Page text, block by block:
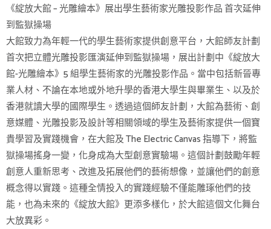
《綻放大館 – 光雕繪本》展出學生藝術家光雕投影作品 首次延伸
到監獄操場
大館致力為年輕一代的學生藝術家提供創意平台，大館師友計劃
首次把立體光雕投影匯演延伸到監獄操場，展出計劃中《綻放大
館-光雕繪本》5 組學生藝術家的光雕投影作品。當中包括新晉專
業人材、不論在本地或外地升學的香港大學生與畢業生、以及於
香港就讀大學的國際學生。透過這個師友計劃，大館為藝術、創
意媒體、光雕投影及設計等相關領域的學生及藝術家提供一個寶
貴學習及實踐機會，在大館及 The Electric Canvas 指導下，將監
獄操場搖身一變，化身成為大型創意實驗場。這個計劃鼓勵年輕
創意人重新思考、改進及拓展他們的藝術想像，並讓他們的創意
概念得以實踐。這種全情投入的實踐經驗不僅能雕琢他們的技
能，也為未來的《綻放大館》更添多樣化，於大館這個文化舞台
大放異彩。